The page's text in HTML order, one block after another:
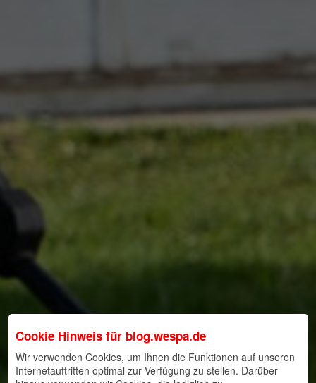
Cookie Hinweis für blog.wespa.de
Wir verwenden Cookies, um Ihnen die Funktionen auf unseren
Internetauftritten optimal zur Verfügung zu stellen. Darüber